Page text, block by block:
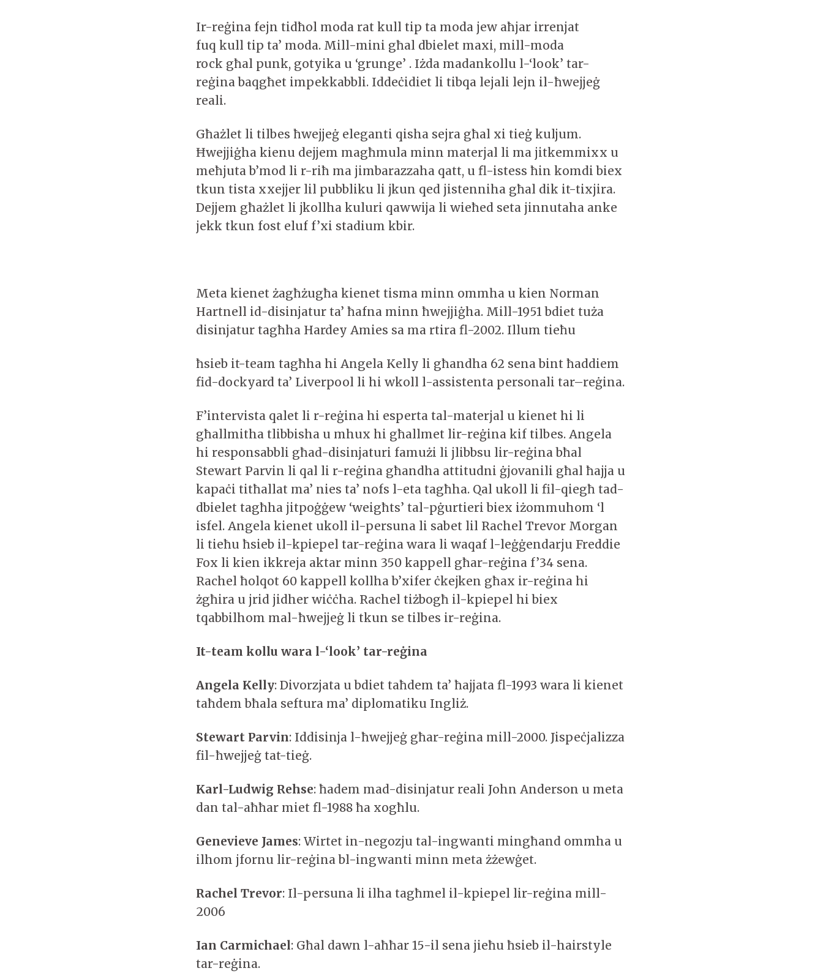
Ir-reġina fejn tidħol moda rat kull tip ta moda jew aħjar irrenjat
fuq kull tip ta’ moda. Mill-mini għal dbielet maxi, mill-moda
rock għal punk, gotyika u ‘grunge’ . Iżda madankollu l-‘look’ tar-
reġina baqgħet impekkabbli. Iddeċidiet li tibqa lejali lejn il-ħwejjeġ
reali.
Għażlet li tilbes ħwejjeġ eleganti qisha sejra għal xi tieġ kuljum.
Ħwejjiġha kienu dejjem magħmula minn materjal li ma jitkemmixx u
meħjuta b’mod li r-riħ ma jimbarazzaha qatt, u fl-istess ħin komdi biex
tkun tista xxejjer lil pubbliku li jkun qed jistenniha għal dik it-tixjira.
Dejjem għażlet li jkollha kuluri qawwija li wieħed seta jinnutaha anke
jekk tkun fost eluf f’xi stadium kbir.
Meta kienet żagħżugħa kienet tisma minn ommha u kien Norman
Hartnell id-disinjatur ta’ ħafna minn ħwejjiġha. Mill-1951 bdiet tuża
disinjatur tagħha Hardey Amies sa ma rtira fl-2002. Illum tieħu
ħsieb it-team tagħha hi Angela Kelly li għandha 62 sena bint ħaddiem
fid-dockyard ta’ Liverpool li hi wkoll l-assistenta personali tar–reġina.
F’intervista qalet li r-reġina hi esperta tal-materjal u kienet hi li
għallmitha tlibbisha u mhux hi għallmet lir-reġina kif tilbes. Angela
hi responsabbli għad-disinjaturi famużi li jlibbsu lir-reġina bħal
Stewart Parvin li qal li r-reġina għandha attitudni ġjovanili għal ħajja u
kapaċi titħallat ma’ nies ta’ nofs l-eta tagħha. Qal ukoll li fil-qiegħ tad-
dbielet tagħha jitpoġġew ‘weigħts’ tal-pġurtieri biex iżommuhom ‘l
isfel. Angela kienet ukoll il-persuna li sabet lil Rachel Trevor Morgan
li tieħu ħsieb il-kpiepel tar-reġina wara li waqaf l-leġġendarju Freddie
Fox li kien ikkreja aktar minn 350 kappell għar-reġina f’34 sena.
Rachel ħolqot 60 kappell kollha b’xifer ċkejken għax ir-reġina hi
żgħira u jrid jidher wiċċha. Rachel tiżbogħ il-kpiepel hi biex
tqabbilhom mal-ħwejjeġ li tkun se tilbes ir-reġina.
It-team kollu wara l-‘look’ tar-reġina
Angela Kelly: Divorzjata u bdiet taħdem ta’ ħajjata fl-1993 wara li kienet
taħdem bħala seftura ma’ diplomatiku Ingliż.
Stewart Parvin: Iddisinja l-ħwejjeġ għar-reġina mill-2000. Jispeċjalizza
fil-ħwejjeġ tat-tieġ.
Karl-Ludwig Rehse: ħadem mad-disinjatur reali John Anderson u meta
dan tal-aħħar miet fl-1988 ħa xogħlu.
Genevieve James: Wirtet in-negozju tal-ingwanti mingħand ommha u
ilhom jfornu lir-reġina bl-ingwanti minn meta żżewġet.
Rachel Trevor: Il-persuna li ilha tagħmel il-kpiepel lir-reġina mill-
2006
Ian Carmichael: Għal dawn l-aħħar 15-il sena jieħu ħsieb il-hairstyle
tar-reġina.